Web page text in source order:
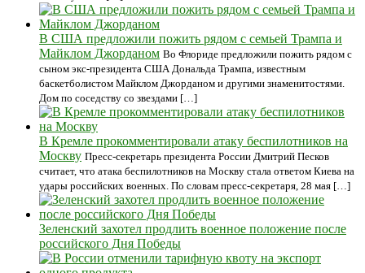
В США предложили пожить рядом с семьей Трампа и
Майклом Джорданом Во Флориде предложили пожить рядом с
сыном экс-президента США Дональда Трампа, известным
баскетболистом Майклом Джорданом и другими знаменитостями.
Дом по соседству со звездами […]
В Кремле прокомментировали атаку беспилотников на
Москву Пресс-секретарь президента России Дмитрий Песков
считает, что атака беспилотников на Москву стала ответом Киева на
удары российских военных. По словам пресс-секретаря, 28 мая […]
Зеленский захотел продлить военное положение после
российского Дня Победы